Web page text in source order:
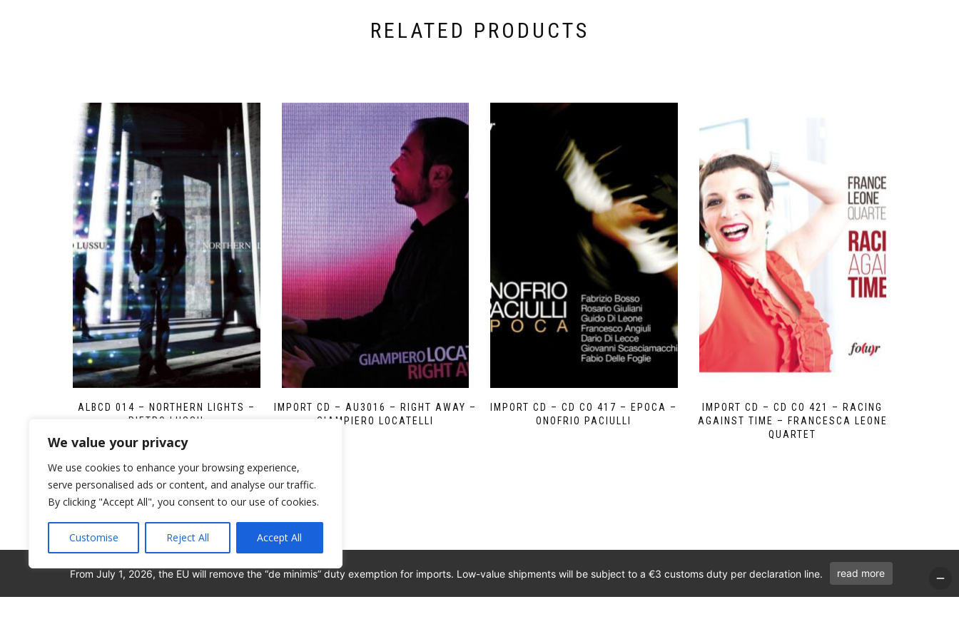
We value your privacy
We use cookies to enhance your browsing experience,
serve personalised ads or content, and analyse our traffic.
By clicking "Accept All", you consent to our use of cookies.
Customise Reject All Accept All
RELATED PRODUCTS
ALBCD 014 – NORTHERN LIGHTS –
PIETRO LUSSU
¥2,619
IMPORT CD – AU3016 – RIGHT AWAY –
GIAMPIERO LOCATELLI
IMPORT CD – CD CO 417 – EPOCA –
ONOFRIO PACIULLI
IMPORT CD – CD CO 421 – RACING
AGAINST TIME – FRANCESCA LEONE
QUARTET
© 2008-2026 ALBORE JAZZ JP. ALL RIGHTS RESERVED. IPI: 00820260776
From July 1, 2026, the EU will remove the “de minimis” duty exemption for imports. Low-value shipments will be subject to a €3 customs duty per declaration line. read more